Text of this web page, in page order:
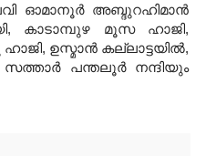
ഓമാനൂര്‍ അബ്ദുറഹിമാന്‍
കാടാമ്പുഴ മൂസ ഹാജി,
ഉസ്മാന്‍ കല്ലാട്ടയില്‍,
സത്താര്‍ പന്തലൂര്‍ നന്ദിയും